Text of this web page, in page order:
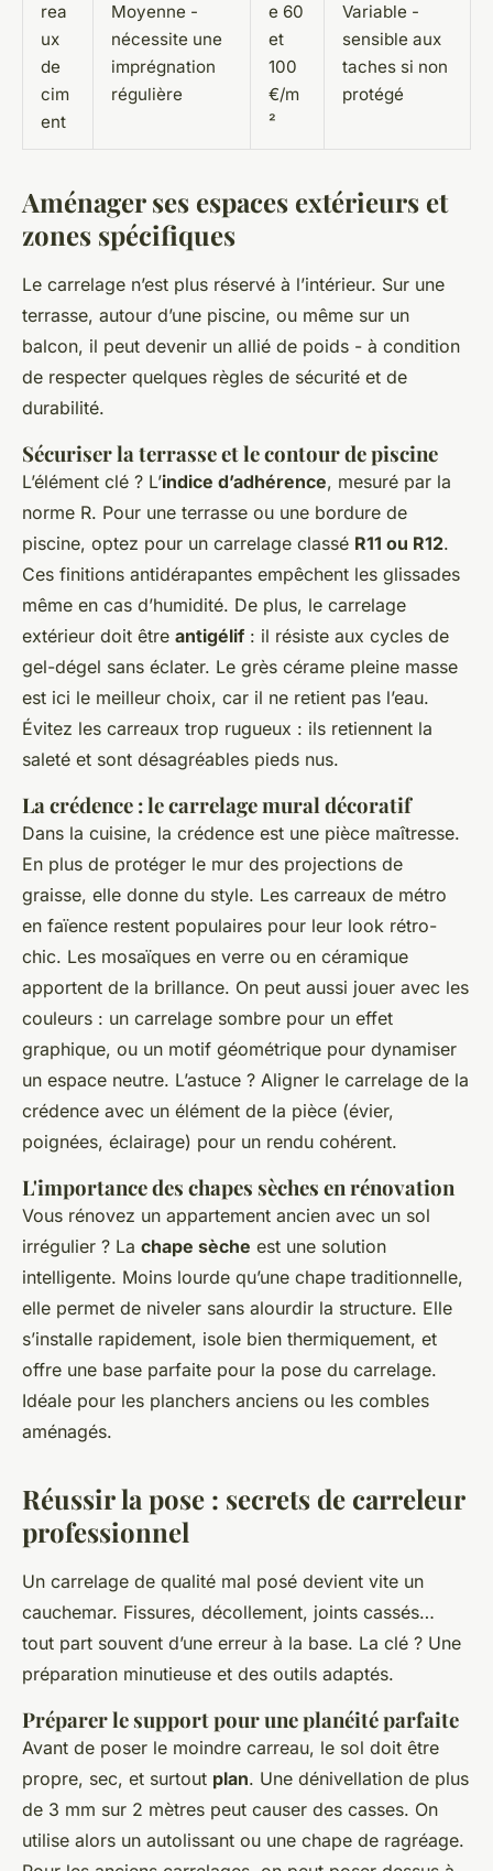
rea
ux
de
cim
ent
Moyenne -
nécessite une
imprégnation
régulière
e 60
et
100
€/m
²
Variable -
sensible aux
taches si non
protégé
Aménager ses espaces extérieurs et
zones spécifiques
Le carrelage n’est plus réservé à l’intérieur. Sur une
terrasse, autour d’une piscine, ou même sur un
balcon, il peut devenir un allié de poids - à condition
de respecter quelques règles de sécurité et de
durabilité.
Sécuriser la terrasse et le contour de piscine
L’élément clé ? L’indice d’adhérence, mesuré par la
norme R. Pour une terrasse ou une bordure de
piscine, optez pour un carrelage classé R11 ou R12.
Ces finitions antidérapantes empêchent les glissades
même en cas d’humidité. De plus, le carrelage
extérieur doit être antigélif : il résiste aux cycles de
gel-dégel sans éclater. Le grès cérame pleine masse
est ici le meilleur choix, car il ne retient pas l’eau.
Évitez les carreaux trop rugueux : ils retiennent la
saleté et sont désagréables pieds nus.
La crédence : le carrelage mural décoratif
Dans la cuisine, la crédence est une pièce maîtresse.
En plus de protéger le mur des projections de
graisse, elle donne du style. Les carreaux de métro
en faïence restent populaires pour leur look rétro-
chic. Les mosaïques en verre ou en céramique
apportent de la brillance. On peut aussi jouer avec les
couleurs : un carrelage sombre pour un effet
graphique, ou un motif géométrique pour dynamiser
un espace neutre. L’astuce ? Aligner le carrelage de la
crédence avec un élément de la pièce (évier,
poignées, éclairage) pour un rendu cohérent.
L'importance des chapes sèches en rénovation
Vous rénovez un appartement ancien avec un sol
irrégulier ? La chape sèche est une solution
intelligente. Moins lourde qu’une chape traditionnelle,
elle permet de niveler sans alourdir la structure. Elle
s’installe rapidement, isole bien thermiquement, et
offre une base parfaite pour la pose du carrelage.
Idéale pour les planchers anciens ou les combles
aménagés.
Réussir la pose : secrets de carreleur
professionnel
Un carrelage de qualité mal posé devient vite un
cauchemar. Fissures, décollement, joints cassés…
tout part souvent d’une erreur à la base. La clé ? Une
préparation minutieuse et des outils adaptés.
Préparer le support pour une planéité parfaite
Avant de poser le moindre carreau, le sol doit être
propre, sec, et surtout plan. Une dénivellation de plus
de 3 mm sur 2 mètres peut causer des casses. On
utilise alors un autolissant ou une chape de ragréage.